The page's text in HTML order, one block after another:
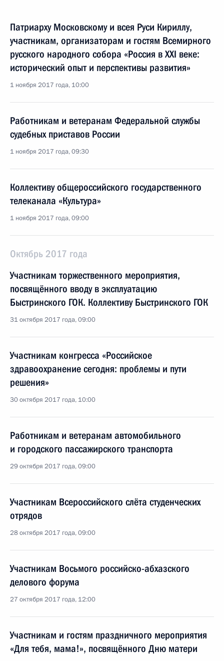
Патриарху Московскому и всея Руси Кириллу,
участникам, организаторам и гостям Всемирного
русского народного собора «Россия в XXI веке:
исторический опыт и перспективы развития»
1 ноября 2017 года, 10:00
Работникам и ветеранам Федеральной службы
судебных приставов России
1 ноября 2017 года, 09:30
Коллективу общероссийского государственного
телеканала «Культура»
1 ноября 2017 года, 09:00
Октябрь 2017 года
Участникам торжественного мероприятия,
посвящённого вводу в эксплуатацию
Быстринского ГОК. Коллективу Быстринского ГОК
31 октября 2017 года, 09:00
Участникам конгресса «Российское
здравоохранение сегодня: проблемы и пути
решения»
30 октября 2017 года, 10:00
Работникам и ветеранам автомобильного
и городского пассажирского транспорта
29 октября 2017 года, 09:00
Участникам Всероссийского слёта студенческих
отрядов
28 октября 2017 года, 09:00
Участникам Восьмого российско-абхазского
делового форума
27 октября 2017 года, 12:00
Участникам и гостям праздничного мероприятия
«Для тебя, мама!», посвящённого Дню матери